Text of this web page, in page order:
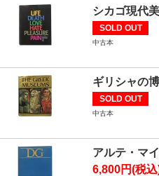
シカゴ現代
SOLD OUT
中古本
ギリシャの
SOLD OUT
中古本
アルテ・マ
6,800円(税